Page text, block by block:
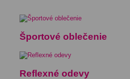
Športové oblečenie
Reflexné odevy